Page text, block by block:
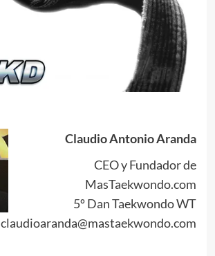
Claudio Antonio Aranda
CEO y Fundador de
MasTaekwondo.com
5º Dan Taekwondo WT
claudioaranda@mastaekwondo.com